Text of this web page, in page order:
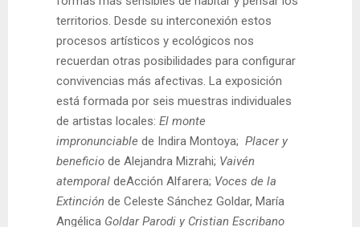
territorios. Desde su interconexión estos
procesos artísticos y ecológicos nos
recuerdan otras posibilidades para configurar
convivencias más afectivas. La exposición
está formada por seis muestras individuales
de artistas locales: El monte
impronunciable de Indira Montoya; Placer y
beneficio de Alejandra Mizrahi; Vaivén
atemporal deAcción Alfarera; Voces de la
Extinción de Celeste Sánchez Goldar, María
Angélica Goldar Parodi y Cristian Escribano